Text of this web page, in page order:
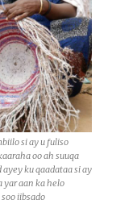
si ay u fuliso
oo ah suuqa
ku qaadataa si ay
yar aan ka helo
iibsado